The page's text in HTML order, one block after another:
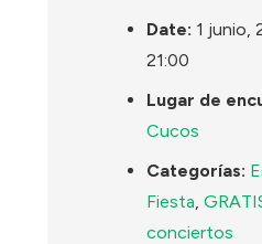
Date: 1 junio,
21:00
Lugar de
Cucos
Categorías:
Fiesta ,
conciertos